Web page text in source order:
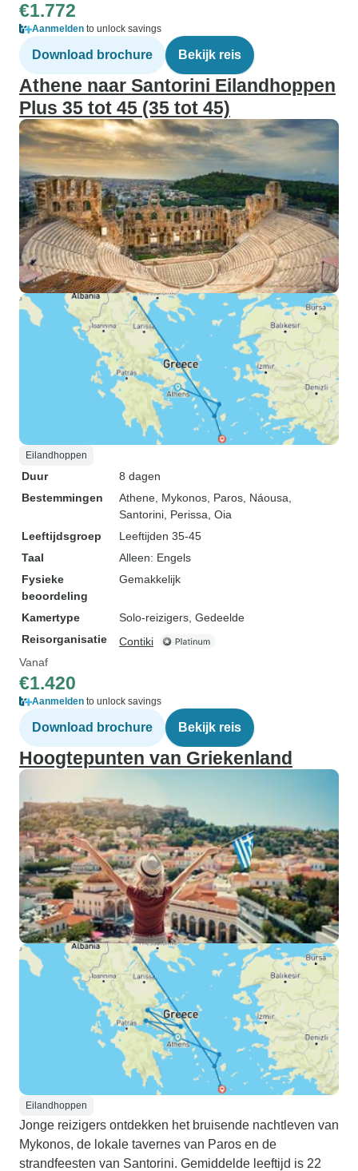
€1.772
Aanmelden to unlock savings
Download brochure Bekijk reis
Athene naar Santorini Eilandhoppen
Plus 35 tot 45 (35 tot 45)
Eilandhoppen
Duur
8 dagen
Bestemmingen
Athene , Mykonos , Paros , Náousa
Santorini , Perissa , Oia
Leeftijdsgroep
Leeftijden 35-45
Taal
Alleen: Engels
Fysieke
beoordeling
Gemakkelijk
Kamertype
Solo-reizigers, Gedeelde
Reisorganisatie
Contiki
Vanaf
€1.420
Aanmelden to unlock savings
Download brochure Bekijk reis
Hoogtepunten van Griekenland
Eilandhoppen
Jonge reizigers ontdekken het bruisende nachtleven van
Mykonos, de lokale tavernes van Paros en de
strandfeesten van Santorini. Gemiddelde leeftijd is 22